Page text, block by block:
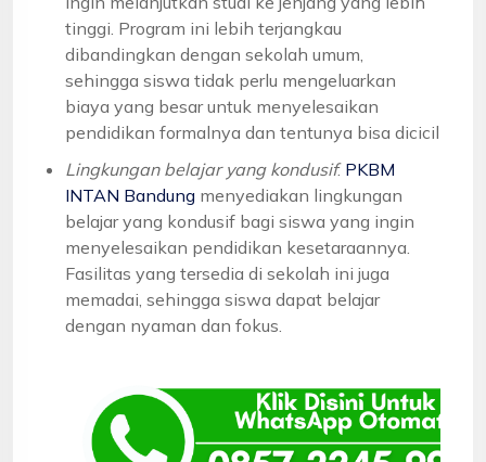
tinggi. Program ini lebih terjangkau
dibandingkan dengan sekolah umum,
sehingga siswa tidak perlu mengeluarkan
biaya yang besar untuk menyelesaikan
pendidikan formalnya dan tentunya bisa dicicil
Lingkungan belajar yang kondusif: PKBM
INTAN Bandung menyediakan lingkungan
belajar yang kondusif bagi siswa yang ingin
menyelesaikan pendidikan kesetaraannya.
Fasilitas yang tersedia di sekolah ini juga
memadai, sehingga siswa dapat belajar
dengan nyaman dan fokus.